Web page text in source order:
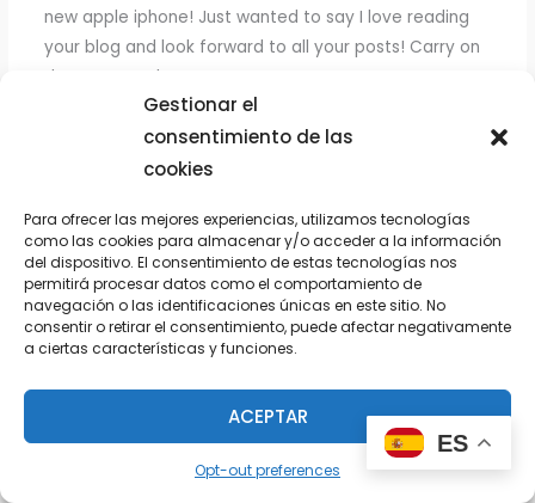
Gestionar el
consentimiento de las
cookies
Para ofrecer las mejores experiencias, utilizamos tecnologías
como las cookies para almacenar y/o acceder a la información
del dispositivo. El consentimiento de estas tecnologías nos
permitirá procesar datos como el comportamiento de
navegación o las identificaciones únicas en este sitio. No
consentir o retirar el consentimiento, puede afectar negativamente
a ciertas características y funciones.
ACEPTAR
Opt-out preferences
new apple iphone! Just wanted to say I love reading
your blog and look forward to all your posts! Carry on
the great work!
промокод либет казино
GICHARDAVAND
16/10/2025 A LAS 9:30 AM
Please let me know if you’re looking for a article
author for your site. You have some really great posts
and I believe I would be a good asset. If you ever want
some content for your blog in exchange for a link back
to mine. Please shoot me an e-mail if interested. ES